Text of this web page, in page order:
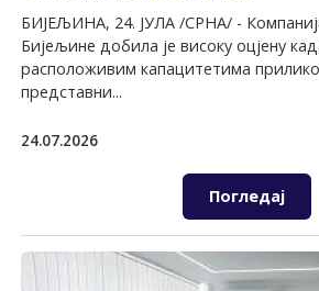
БИЈЕЉИНА, 24. ЈУЛА /СРНА/ -
Бијељине добила је високу оцјену
расположивим капацитетима
представни...
24.07.2026
Погледај